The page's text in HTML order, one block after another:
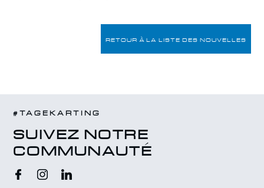
RETOUR À LA LISTE DES NOUVELLES
#TAGEKARTING
SUIVEZ NOTRE
COMMUNAUTÉ